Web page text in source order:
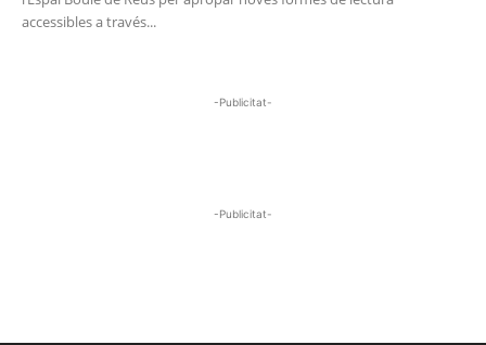
accessibles a través...
-Publicitat-
-Publicitat-